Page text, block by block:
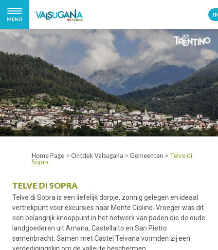
MENÙ
Home Page > Ontdek Valsugana > Gemeenten > Telve di
Sopra
TELVE DI SOPRA
Telve di Sopra is een liefelijk dorpje, zonnig gelegen en ideaal
vertrekpunt voor excursies naar Monte Ciolino. Vroeger was dit
een belangrijk knooppunt in het netwerk van paden die de oude
landgoederen uit Arnana, Castellalto en San Pietro
samenbracht. Samen met Castel Telvana vormden zij een